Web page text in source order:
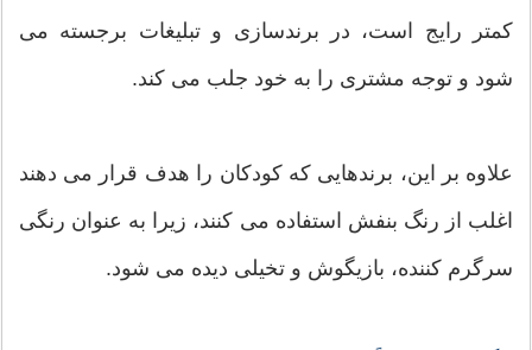
کمتر رایج است، در برندسازی و تبلیغات برجسته می
شود و توجه مشتری را به خود جلب می کند.
علاوه بر این، برندهایی که کودکان را هدف قرار می دهند
اغلب از رنگ بنفش استفاده می کنند، زیرا به عنوان رنگی
سرگرم کننده، بازیگوش و تخیلی دیده می شود.